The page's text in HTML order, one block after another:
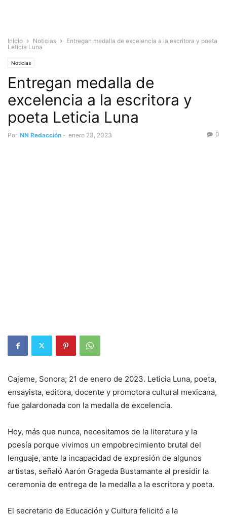
Inicio Noticias
Entregan medalla de excelencia a la escritora y poeta
Leticia Luna
Noticias
Entregan medalla de
excelencia a la escritora y
poeta Leticia Luna
Por NN Redacción - enero 23, 2023 0
Cajeme, Sonora; 21 de enero de 2023. Leticia Luna, poeta,
ensayista, editora, docente y promotora cultural mexicana,
fue galardonada con la medalla de excelencia.
Hoy, más que nunca, necesitamos de la literatura y la
poesía porque vivimos un empobrecimiento brutal del
lenguaje, ante la incapacidad de expresión de algunos
artistas, señaló Aarón Grageda Bustamante al presidir la
ceremonia de entrega de la medalla a la escritora y poeta.
El secretario de Educación y Cultura felicitó a la